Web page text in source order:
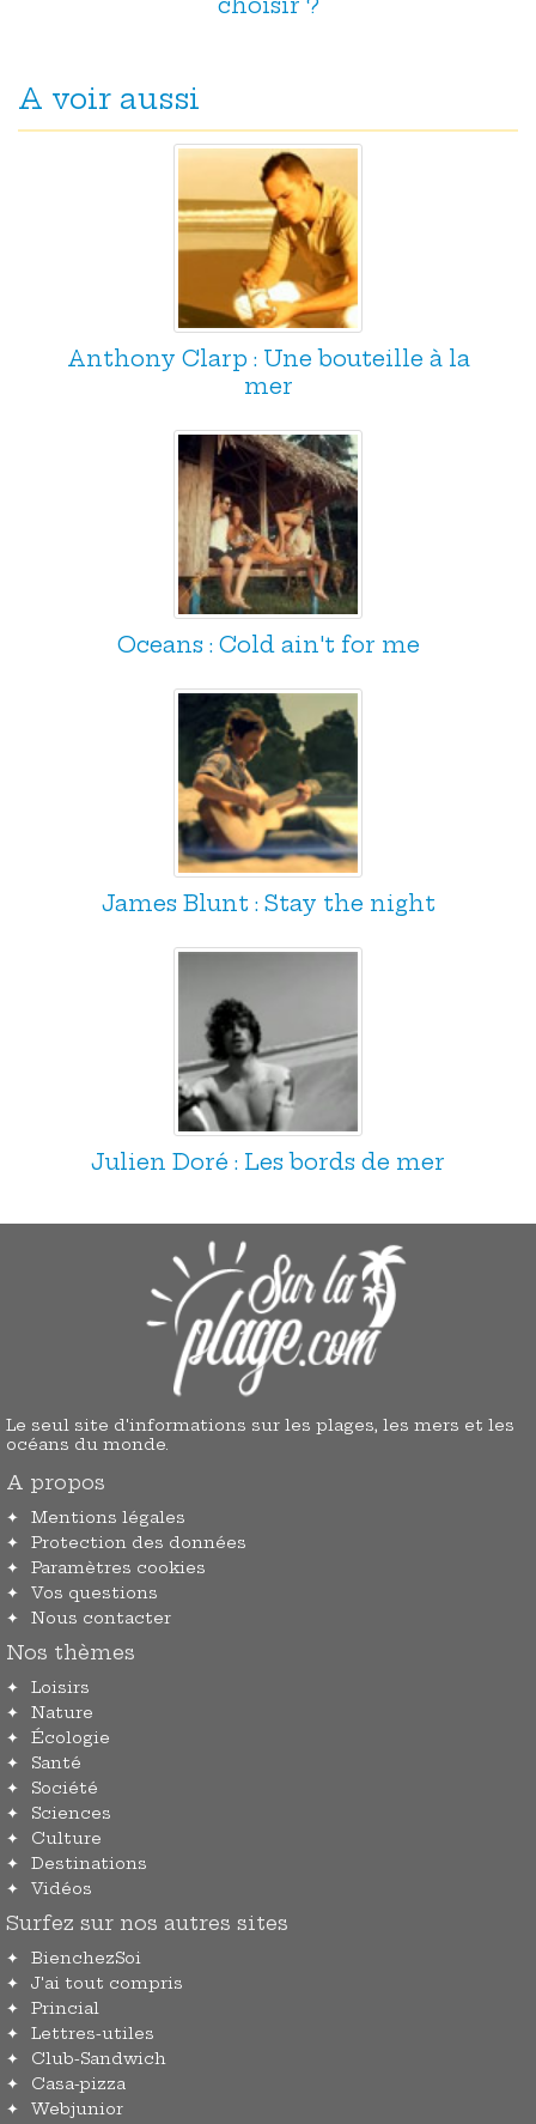
choisir ?
A voir aussi
Anthony Clarp : Une bouteille à la
mer
Oceans : Cold ain't for me
James Blunt : Stay the night
Julien Doré : Les bords de mer
Le seul site d'informations sur les plages, les mers et les
océans du monde.
A propos
Mentions légales
Protection des données
Paramètres cookies
Vos questions
Nous contacter
Nos thèmes
Loisirs
Nature
Écologie
Santé
Société
Sciences
Culture
Destinations
Vidéos
Surfez sur nos autres sites
BienchezSoi
J'ai tout compris
Princial
Lettres-utiles
Club-Sandwich
Casa-pizza
Webjunior